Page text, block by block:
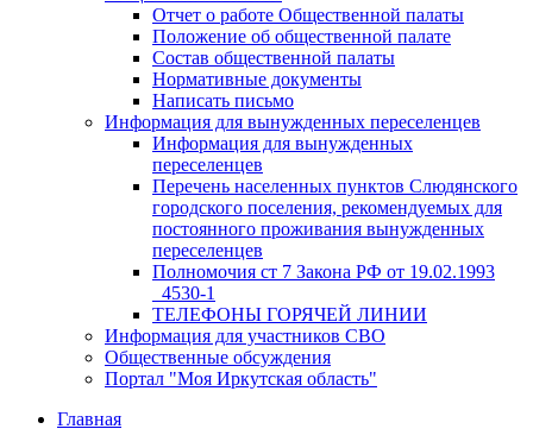
Отчет о работе Общественной палаты
Положение об общественной палате
Состав общественной палаты
Нормативные документы
Написать письмо
Информация для вынужденных переселенцев
Информация для вынужденных
переселенцев
Перечень населенных пунктов Слюдянского
городского поселения, рекомендуемых для
постоянного проживания вынужденных
переселенцев
Полномочия ст 7 Закона РФ от 19.02.1993
_4530-1
ТЕЛЕФОНЫ ГОРЯЧЕЙ ЛИНИИ
Информация для участников СВО
Общественные обсуждения
Портал "Моя Иркутская область"
Главная